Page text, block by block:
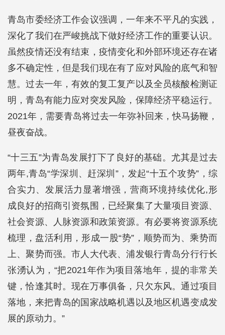
青岛市委经济工作会议强调，一年来不平凡的实践，
深化了我们在严峻挑战下做好经济工作的重要认识。
虽然疫情还没有结束，疫情变化和外部环境还存在诸
多不确定性，但是我们现在有了应对风险的底气和智
慧。过去一年，有效的复工复产以及全员核酸检测证
明，青岛有能力应对突发风险，保障经济平稳运行。
2021年，需要青岛将过去一年弥补回来，快马扬鞭，
昼夜奋战。
“十三五”为青岛发展打下了良好的基础。尤其是过去
两年,青岛“学深圳、赶深圳”，发起“十五个攻势”，综
合实力、发展活力显著增强，营商环境持续优化,形
成良好的招商引资氛围，已经聚集了大量项目资源、
社会资源、人脉资源和政策资源。有必要将资源系统
梳理，盘活利用，形成一股“势”，顺势而为、乘势而
上、聚势而强。市人大代表、浦发银行青岛分行行长
张湧认为，“把2021年作为项目落地年，提的非常关
键，恰逢其时。现在万事俱备，只欠东风。通过项目
落地，来把青岛的国家战略机遇以及地区机遇变成发
展的原动力。”